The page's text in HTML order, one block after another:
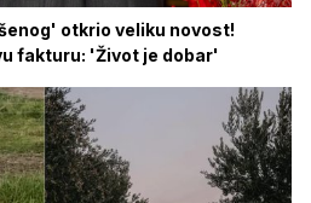
otkrio veliku novost!
fakturu: 'Život je dobar'